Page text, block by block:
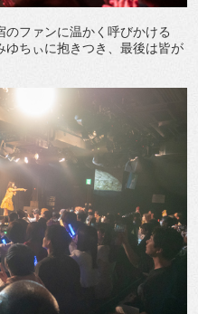
ファンに温かく呼びかける
ゆちぃに抱きつき、最後は皆が